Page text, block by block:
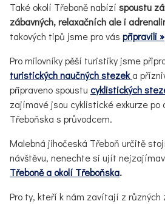
Také okolí Třeboně nabízí spoustu
zábavných, relaxačních ale i
takových tipů jsme pro vás připravili »
Pro milovníky pěší turistiky jsme
turistických naučných stezeka
připraveno spoustu cyklistických
zajímavé jsou cyklistické exkurze po
Třeboňska s průvodcem.
Malebná jihočeská Třeboň určitě
návštěvu, nenechte si ujít
Třeboně a okolí Třeboňska.
Pro ty, kteří k nám zavítají z různých